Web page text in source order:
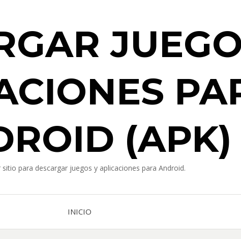
(APK)
sitio para descargar juegos y aplicaciones para Android.
INICIO